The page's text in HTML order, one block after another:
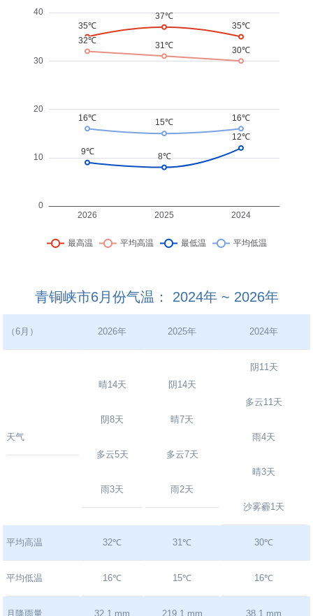
青铜峡市6月份气温： 2024年 ~ 2026年
（6月） 2026年 2025年 2024年
天气
晴14天
阴8天
多云5天
雨3天
阴14天
晴7天
多云7天
雨2天
阴11天
多云11天
雨4天
晴3天
沙雾霾1天
平均高温 32℃ 31℃ 30℃
平均低温 16℃ 15℃ 16℃
月降雨量 32.1 mm 219.1 mm 38.1 mm